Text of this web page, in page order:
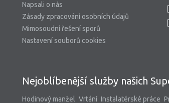
Napsali o nás
Zásady zpracování osobních údajů
Mimosoudní řešení sporů
Nastavení souborů cookies
Nejoblíbenější služby našich
Hodinový manžel Vrtání Instalatérské práce